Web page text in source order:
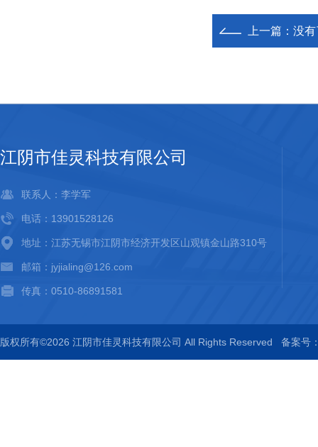
上一篇：没
江阴市佳灵科技有限公司
联系人：李学军
电话：13901528126
地址：江苏无锡市江阴市经济开发区山观镇金山路310号
邮箱：jyjialing@126.com
传真：0510-86891581
版权所有©2026 江阴市佳灵科技有限公司 All Rights Reserved 备案号